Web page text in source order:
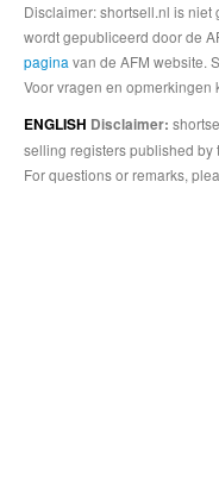
Disclaimer: shortsell.nl is niet
wordt gepubliceerd door de
pagina van de AFM website.
Voor vragen en opmerkingen
ENGLISH Disclaimer:
selling registers published by
For questions or remarks,